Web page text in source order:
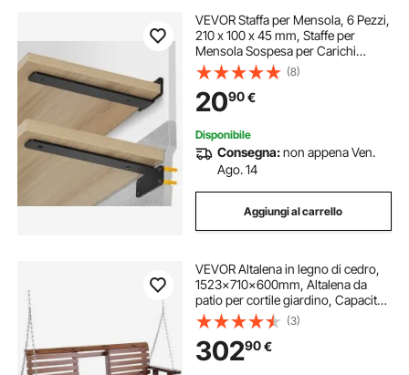
VEVOR Staffa per Mensola, 6 Pezzi,
210 x 100 x 45 mm, Staffe per
Mensola Sospesa per Carichi
Pesanti Staffa per Mensola a L,
Opaca Spessa 5 mm, Staffa in
Acciaio Capacità di Carico di 72,6
kg, Nero
(8)
2090€
Disponibile
Consegna:non appena Ven.
Ago. 14
Aggiungi al carrello
VEVOR Altalena in legno di cedro,
1523x710x600mm, Altalena da
patio per cortile giardino, Capacità
carico circa 400 kg, con Panca
sedia a dondolo catene sospese
per uso esterno, marrone
(3)
30290€